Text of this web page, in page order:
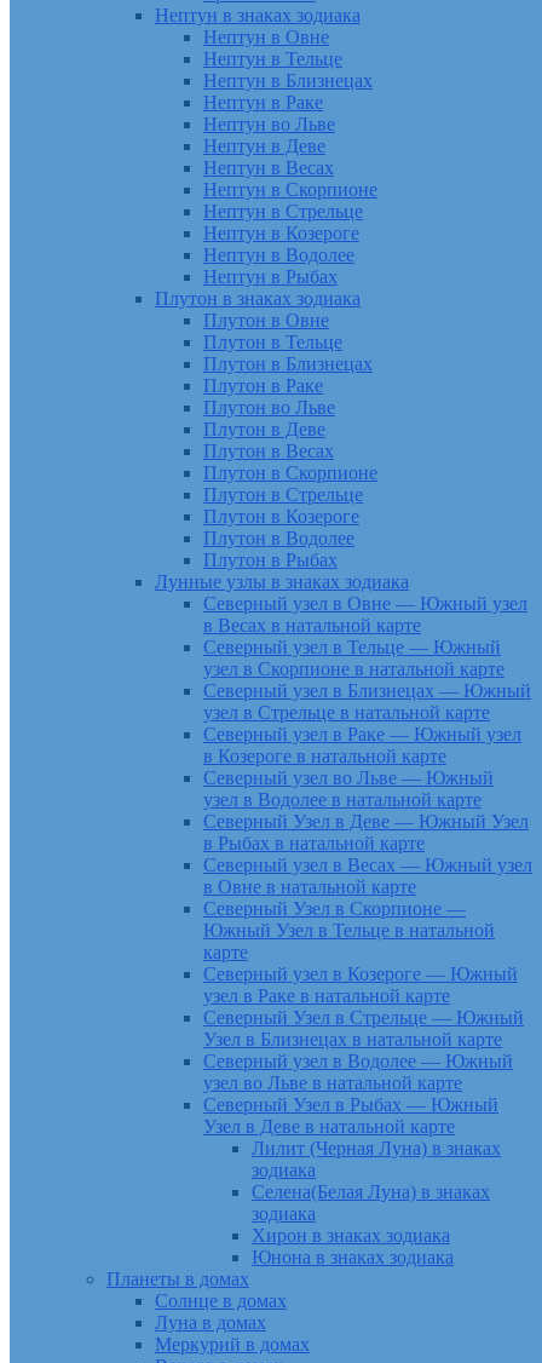
Нептун в знаках зодиака
Нептун в Овне
Нептун в Тельце
Нептун в Близнецах
Нептун в Раке
Нептун во Льве
Нептун в Деве
Нептун в Весах
Нептун в Скорпионе
Нептун в Стрельце
Нептун в Козероге
Нептун в Водолее
Нептун в Рыбах
Плутон в знаках зодиака
Плутон в Овне
Плутон в Тельце
Плутон в Близнецах
Плутон в Раке
Плутон во Льве
Плутон в Деве
Плутон в Весах
Плутон в Скорпионе
Плутон в Стрельце
Плутон в Козероге
Плутон в Водолее
Плутон в Рыбах
Лунные узлы в знаках зодиака
Северный узел в Овне — Южный узел
в Весах в натальной карте
Северный узел в Тельце — Южный
узел в Скорпионе в натальной карте
Северный узел в Близнецах — Южный
узел в Стрельце в натальной карте
Северный узел в Раке — Южный узел
в Козероге в натальной карте
Северный узел во Льве — Южный
узел в Водолее в натальной карте
Северный Узел в Деве — Южный Узел
в Рыбах в натальной карте
Северный узел в Весах — Южный узел
в Овне в натальной карте
Северный Узел в Скорпионе —
Южный Узел в Тельце в натальной
карте
Северный узел в Козероге — Южный
узел в Раке в натальной карте
Северный Узел в Стрельце — Южный
Узел в Близнецах в натальной карте
Северный узел в Водолее — Южный
узел во Льве в натальной карте
Северный Узел в Рыбах — Южный
Узел в Деве в натальной карте
Лилит (Черная Луна) в знаках
зодиака
Селена(Белая Луна) в знаках
зодиака
Хирон в знаках зодиака
Юнона в знаках зодиака
Планеты в домах
Солнце в домах
Луна в домах
Меркурий в домах